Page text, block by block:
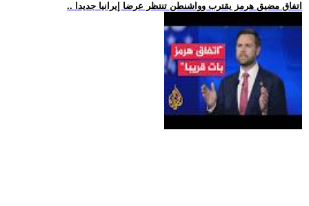
.. اتفاق مضيق هرمز يقترب وواشنطن تنتظر عرضا إيرانيا جديدا